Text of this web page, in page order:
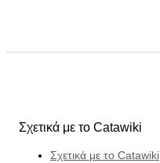
Σχετικά με το Catawiki
Σχετικά με το Catawiki